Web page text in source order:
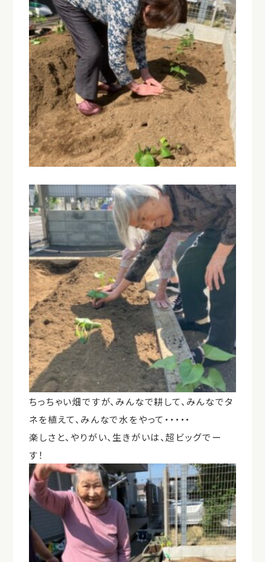
ちっちゃい畑ですが、みんなで耕して、みんなでタ
ネを植えて、みんなで水をやって・・・・・
楽しさと、やりがい、生きがいは、超ビッグでー
す！